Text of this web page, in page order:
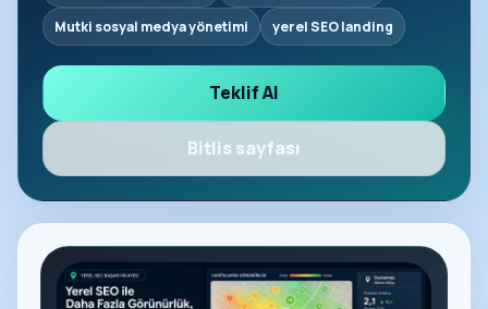
Mutki sosyal medya yönetimi yerel SEO landing
Teklif Al
Bitlis sayfası